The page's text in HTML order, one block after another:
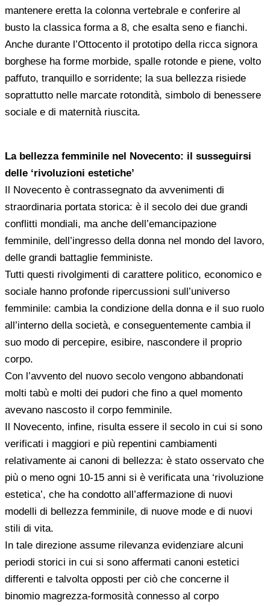
mantenere eretta la colonna vertebrale e conferire al
busto la classica forma a 8, che esalta seno e fianchi.
Anche durante l’Ottocento il prototipo della ricca signora
borghese ha forme morbide, spalle rotonde e piene, volto
paffuto, tranquillo e sorridente; la sua bellezza risiede
soprattutto nelle marcate rotondità, simbolo di benessere
sociale e di maternità riuscita.
La bellezza femminile nel Novecento: il susseguirsi
delle ‘rivoluzioni estetiche’
Il Novecento è contrassegnato da avvenimenti di
straordinaria portata storica: è il secolo dei due grandi
conflitti mondiali, ma anche dell’emancipazione
femminile, dell’ingresso della donna nel mondo del lavoro,
delle grandi battaglie femministe.
Tutti questi rivolgimenti di carattere politico, economico e
sociale hanno profonde ripercussioni sull’universo
femminile: cambia la condizione della donna e il suo ruolo
all’interno della società, e conseguentemente cambia il
suo modo di percepire, esibire, nascondere il proprio
corpo.
Con l’avvento del nuovo secolo vengono abbandonati
molti tabù e molti dei pudori che fino a quel momento
avevano nascosto il corpo femminile.
Il Novecento, infine, risulta essere il secolo in cui si sono
verificati i maggiori e più repentini cambiamenti
relativamente ai canoni di bellezza: è stato osservato che
più o meno ogni 10-15 anni si è verificata una ‘rivoluzione
estetica’, che ha condotto all’affermazione di nuovi
modelli di bellezza femminile, di nuove mode e di nuovi
stili di vita.
In tale direzione assume rilevanza evidenziare alcuni
periodi storici in cui si sono affermati canoni estetici
differenti e talvolta opposti per ciò che concerne il
binomio magrezza-formosità connesso al corpo